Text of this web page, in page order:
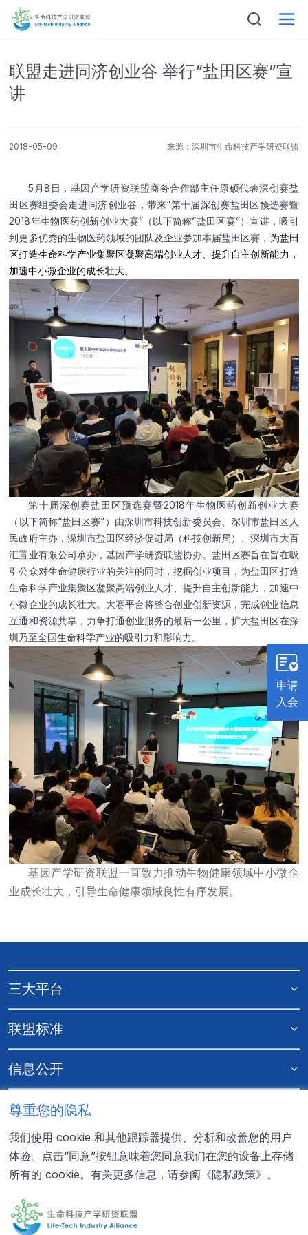
联盟走进同济创业谷 举行“盐田区赛”宣
讲
2018-05-09 来源： 深圳市生命科技产学研资联盟
5月8日，基因产学研资联盟商务合作部主任原硕代表深创赛盐
田区赛组委会走进同济创业谷，带来“第十届深创赛盐田区预选赛暨
2018年生物医药创新创业大赛”（以下简称“盐田区赛”）宣讲，吸引
到更多优秀的生物医药领域的团队及企业参加本届盐田区赛， 为盐田
区打造生命科学产业集聚区凝聚高端创业人才、提升自主创新能力，
加速中小微企业的成长壮大。
第十届深创赛盐田区预选赛暨2018年生物医药创新创业大赛
（以下简称“盐田区赛”）由深圳市科技创新委员会、深圳市盐田区人
民政府主办，深圳市盐田区经济促进局（科技创新局）、深圳市大百
汇置业有限公司承办，基因产学研资联盟协办。盐田区赛旨在旨在吸
引公众对生命健康行业的关注的同时，挖掘创业项目，为盐田区打造
生命科学产业集聚区凝聚高端创业人才、提升自主创新能力，加速中
小微企业的成长壮大。大赛平台将整合创业创新资源，完成创业信息
互通和资源共享，力争打通创业服务的最后一公里，扩大盐田区在深
圳乃至全国生命科学产业的吸引力和影响力。
基因产学研资联盟一直致力推动生物健康领域中小微企
业成长壮大，引导生命健康领域良性有序发展。
三大平台
联盟标准
信息公开
更多资料
联系我们
0755-22353326
LTIA@genomics.cn
申请
入会
尊重您的隐私
我们使用 cookie 和其他跟踪器提供、分析和改善您的用户
体验。点击“同意”按钮意味着您同意我们在您的设备上存储
所有的 cookie。有关更多信息，请参阅 《隐私政策》 。
姓名
电话
邮箱
单位机构
留言
提交申请